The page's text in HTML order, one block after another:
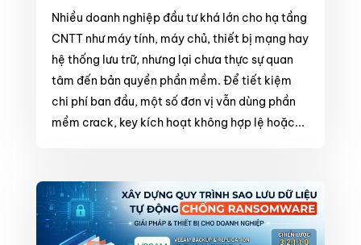
Nhiều doanh nghiệp đầu tư khá lớn cho hạ tầng
CNTT như máy tính, máy chủ, thiết bị mạng hay
hệ thống lưu trữ, nhưng lại chưa thực sự quan
tâm đến bản quyền phần mềm. Để tiết kiệm
chi phí ban đầu, một số đơn vị vẫn dùng phần
mềm crack, key kích hoạt không hợp lệ hoặc...